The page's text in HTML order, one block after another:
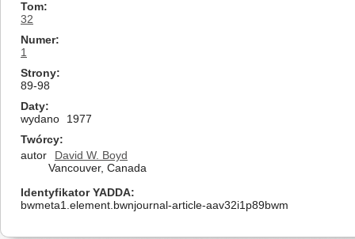
Tom
32
Numer
1
Strony
89-98
Daty
wydano
1977
Twórcy
autor
David W. Boyd
Vancouver, Canada
Identyfikator YADDA
bwmeta1.element.bwnjournal-article-aav32i1p89bwm